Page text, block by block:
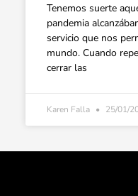
Tenemos suerte
pandemia
servicio que nos
mundo. Cuando
cerrar las
Karen Falla 25/01/